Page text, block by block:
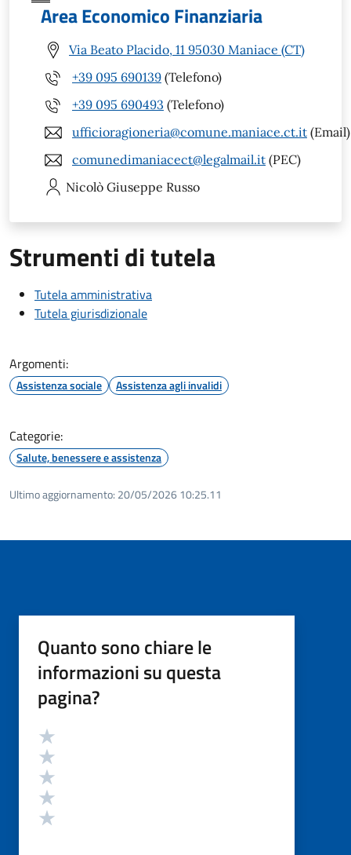
Area Economico Finanziaria
Via Beato Placido, 11 95030 Maniace (CT)
+39 095 690139 (Telefono)
+39 095 690493 (Telefono)
ufficioragioneria@comune.maniace.ct.it (Email)
comunedimaniacect@legalmail.it (PEC)
Nicolò Giuseppe Russo
Strumenti di tutela
Tutela amministrativa
Tutela giurisdizionale
Argomenti:
Assistenza sociale Assistenza agli invalidi
Categorie:
Salute, benessere e assistenza
Ultimo aggiornamento: 20/05/2026 10:25.11
Quanto sono chiare le
informazioni su questa
pagina?
Valutazione